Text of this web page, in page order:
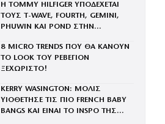
Η TOMMY HILFIGER ΥΠΟΔΕΧΕΤΑΙ
ΤΟΥΣ Τ-WAVE, FOURTH, GEMINI,
PHUWIN ΚΑΙ POND ΣΤΗΝ
8 MICRO TRENDS ΠΟΥ ΘΑ ΚΑΝΟΥΝ
ΤΟ LOOK ΤΟΥ ΡΕΒΕΓΙΟΝ
ΞΕΧΩΡΙΣΤΟ!
KERRY WASINGTON: ΜΟΛΙΣ
ΥΙΟΘΕΤΗΣΕ ΤΙΣ ΠΙΟ FRENCH BABY
BANGS ΚΑΙ ΕΙΝΑΙ ΤΟ INSPO ΤΗΣ